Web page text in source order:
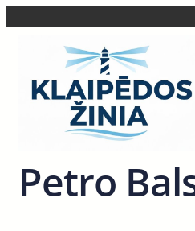
Petro